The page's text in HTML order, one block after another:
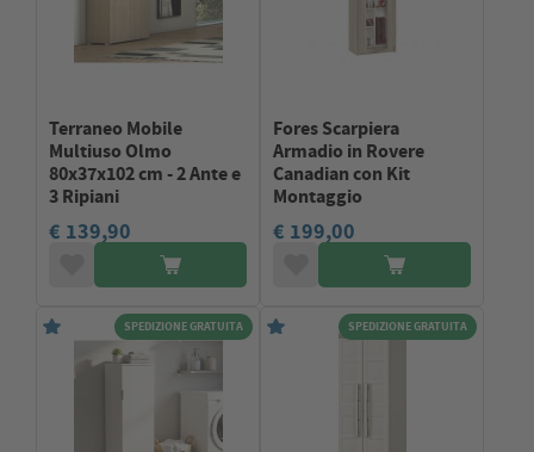
Terraneo Mobile
Multiuso Olmo
80x37x102 cm - 2 Ante e
3 Ripiani
€ 139,90
Fores Scarpiera
Armadio in Rovere
Canadian con Kit
Montaggio
€ 199,00
SPEDIZIONE GRATUITA SPEDIZIONE GRATUITA